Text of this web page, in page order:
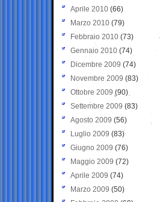
Aprile 2010 (66)
Marzo 2010 (79)
Febbraio 2010 (73)
Gennaio 2010 (74)
Dicembre 2009 (74)
Novembre 2009 (83)
Ottobre 2009 (90)
Settembre 2009 (83)
Agosto 2009 (56)
Luglio 2009 (83)
Giugno 2009 (76)
Maggio 2009 (72)
Aprile 2009 (74)
Marzo 2009 (50)